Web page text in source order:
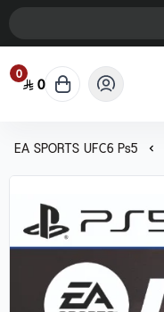
0 0
EA SPORTS UFC6 Ps5